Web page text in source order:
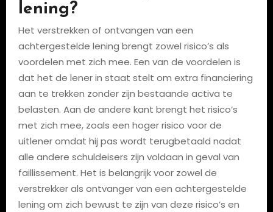
lening?
Het verstrekken of ontvangen van een
achtergestelde lening brengt zowel risico’s als
voordelen met zich mee. Een van de voordelen is
dat het de lener in staat stelt om extra financiering
aan te trekken zonder zijn bestaande activa te
belasten. Aan de andere kant brengt het risico’s
met zich mee, zoals een hoger risico voor de
uitlener omdat hij pas wordt terugbetaald nadat
alle andere schuldeisers zijn voldaan in geval van
faillissement. Het is belangrijk voor zowel de
verstrekker als ontvanger van een achtergestelde
lening om zich bewust te zijn van deze risico’s en